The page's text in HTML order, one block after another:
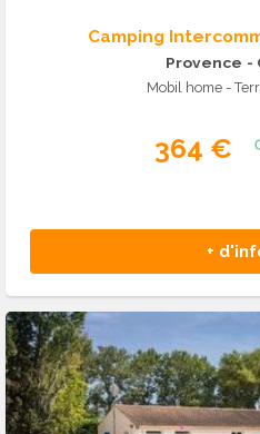
Camping
Provence -
Mobil home -
364 €
+